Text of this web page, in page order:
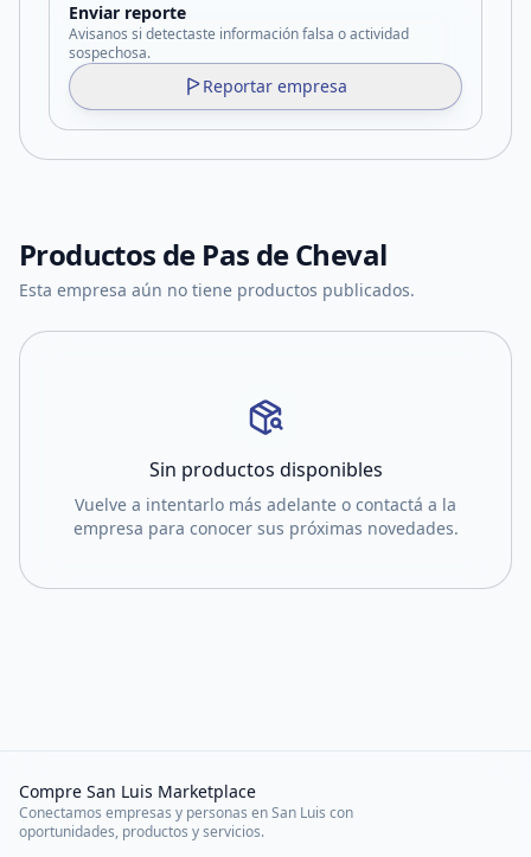
Enviar reporte
Avisanos si detectaste información falsa o actividad
sospechosa.
Reportar empresa
Productos de Pas de Cheval
Esta empresa aún no tiene productos publicados.
Sin productos disponibles
Vuelve a intentarlo más adelante o contactá a la
empresa para conocer sus próximas novedades.
Compre San Luis Marketplace
Conectamos empresas y personas en San Luis con
oportunidades, productos y servicios.